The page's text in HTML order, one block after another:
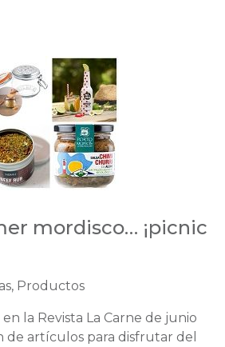
mordisco… ¡picnic
Productos
la Revista La Carne de junio
de artículos para disfrutar del